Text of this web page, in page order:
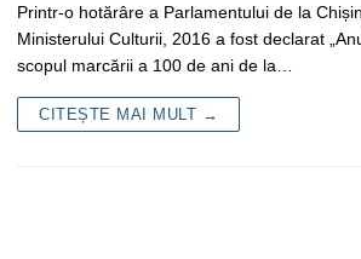
Printr-o hotărâre a Parlamentului de la
Ministerului Culturii, 2016 a fost declarat
scopul marcării a 100 de ani de la…
CITEȘTE MAI MULT →